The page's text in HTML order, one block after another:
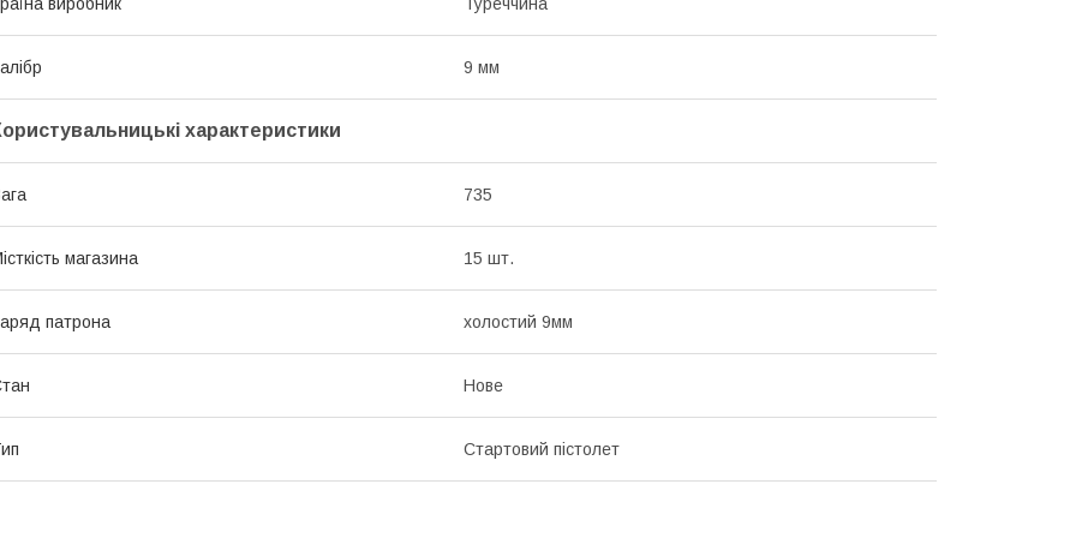
9 мм
характеристики
735
магазина 15 шт.
патрона холостий 9мм
Нове
Стартовий пістолет